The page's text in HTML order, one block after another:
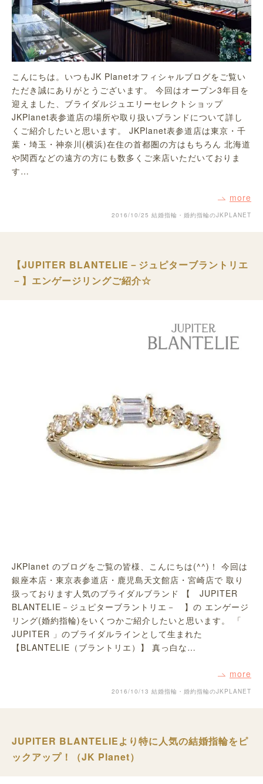
こんにちは。いつもJK Planetオフィシャルブログをご覧い
ただき誠にありがとうございます。 今回はオープン3年目を
迎えました、ブライダルジュエリーセレクトショップ
JKPlanet表参道店の場所や取り扱いブランドについて詳し
くご紹介したいと思います。 JKPlanet表参道店は東京・千
葉・埼玉・神奈川(横浜)在住の首都圏の方はもちろん 北海道
や関西などの遠方の方にも数多くご来店いただいておりま
す…
more
2016/10/25 結婚指輪・婚約指輪のJKPLANET
【JUPITER BLANTELIE－ジュピターブラントリエ
－】エンゲージリングご紹介☆
JKPlanet のブログをご覧の皆様、こんにちは(^^)！ 今回は
銀座本店・東京表参道店・鹿児島天文館店・宮崎店で 取り
扱っております人気のブライダルブランド 【 JUPITER
BLANTELIE－ジュピターブラントリエ－ 】の エンゲージ
リング(婚約指輪)をいくつかご紹介したいと思います。 「
JUPITER 」のブライダルラインとして生まれた
【BLANTELIE（ブラントリエ）】 真っ白な…
more
2016/10/13 結婚指輪・婚約指輪のJKPLANET
JUPITER BLANTELIEより特に人気の結婚指輪をピ
ックアップ！（JK Planet）